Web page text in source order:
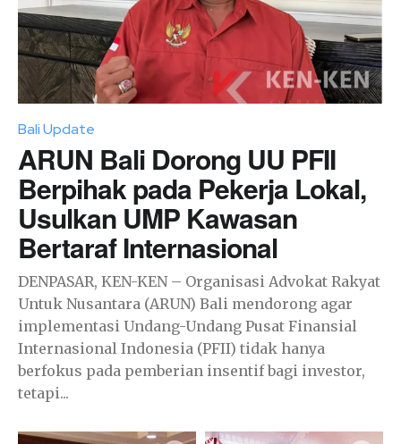
Bali Update
ARUN Bali Dorong UU PFII
Berpihak pada Pekerja Lokal,
Usulkan UMP Kawasan
Bertaraf Internasional
DENPASAR, KEN-KEN – Organisasi Advokat Rakyat
Untuk Nusantara (ARUN) Bali mendorong agar
implementasi Undang-Undang Pusat Finansial
Internasional Indonesia (PFII) tidak hanya
berfokus pada pemberian insentif bagi investor,
tetapi...